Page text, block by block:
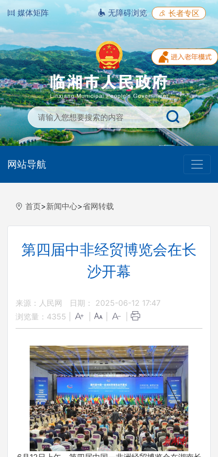
媒体矩阵 无障碍浏览 长者专区
网站导航
首页>新闻中心>省网转载
第四届中非经贸博览会在长
沙开幕
来源：人民网
日期： 2025-06-12 17:47
浏览量： 4355